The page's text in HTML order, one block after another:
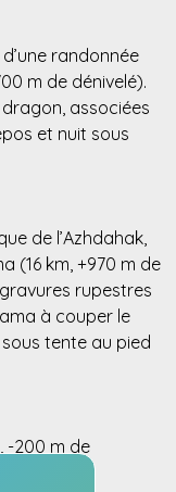
randonnée
m de dénivelé).
associées
et nuit sous
de l’Azhdahak,
(16 km, +970 m de
rupestres
à couper le
tente au pied
-200 m de